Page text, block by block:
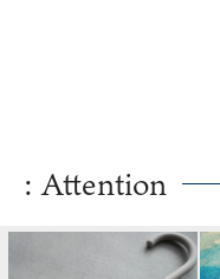
: Attention